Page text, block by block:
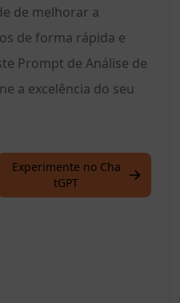
de melhorar a
de forma rápida e
Prompt de Análise de
a excelência do seu
Experimente no Cha
tGPT